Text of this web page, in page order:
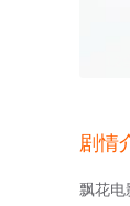
1-
剧情
飘花电